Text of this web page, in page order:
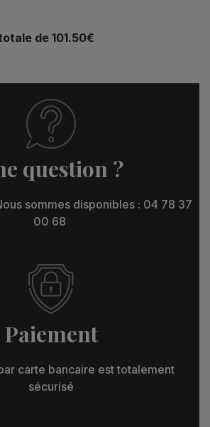
de 101.50€
question ?
sommes disponibles : 04 78 37
00 68
Paiement
carte bancaire est totalement
sécurisé